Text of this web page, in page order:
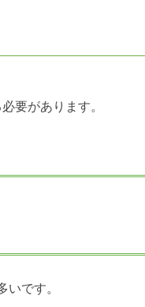
要があります。
です。